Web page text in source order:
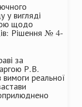
у вигляді
щодо
Рішення № 4-
за
Р.В.
реальної